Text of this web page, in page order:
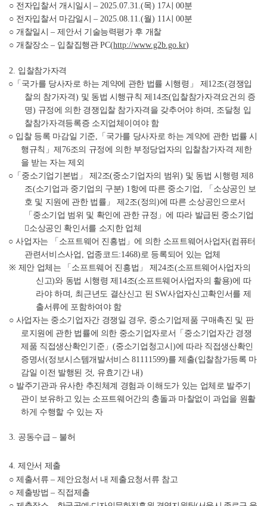
○ 전자입찰서 개시일시– 2025.07.31.(목) 17시00분
○ 전자입찰서 마감일시– 2025.08.11.(월) 11 시00분
○ 개찰일시–제안서 기술능력평가 후 개찰
○ 개찰장소– 입찰집행관PC(http://www.g2b.go.kr)
2. 입찰참가자격
○「 국가를 당사자로 하는 계약에 관한 법률 시행령 」 제 12조(경쟁입
찰의 참가자격) 및 동법 시행규칙 제 14조(입찰참가자격요건의 증
명) 규정에 의한 경쟁입찰 참가자격을 갖추어야 하며
조달청 입
찰참가자격등록증 소지업체이여야 함
○ 입찰 등록 마감일 기준 「 국가를 당사자로 하는 계약에 관한 법률 시
행규칙 」 제 76조의 규정에 의한 부정당업자의 입찰참가자격 제한
을 받는 자는 제외
○「 중소기업기본법 」 제 2조(중소기업자의 범위) 및 동법 시행령 제 8
조(소기업과 중기업의 구분) 1 항에 따른 중소기업 「 소상공인 보
호 및 지원에 관한 법률 」제 2조(정의)에 따른 소상공인으로서
「 중소기업 범위 및 확인에 관한 규정 」에 따라 발급된 중소기업
소상공인 확인서를 소지한 업체
○사업자는 「 소프트웨어 진흥법 」에 의한 소프트웨어사업자(컴퓨터
관련서비스사업
업종코드:1468) 로 등록되어 있는 업체
※ 제안 업체는 「 소프트웨어 진흥법 」제 24조(소프트웨어사업자의
신고)와 동법 시행령 제 14조(소프트웨어사업자의 활용)에 따
라야 하며
최근년도 결산신고 된 SW사업자신고확인서를 제
출서류에 포함하여야 함
○ 사업자는 중소기업자간 경쟁일 경우 중소기업제품 구매촉진 및 판
로지원에 관한 법률에 의한 중소기업자로서
「 중소기업자간 경쟁
제품 직접생산확인기준 」(중소기업청고시 )에 따라 직접생산확인
증명서 (정보시스템개발서비스81111599)를 제출(입찰참가등록 마
감일 이전 발행된 것
유효기간 내)
○ 발주기관과 유사한 추진체계 경험과 이해도가 있는 업체로 발주기
관이 보유하고 있는 소프트웨어간의 충돌과 마찰없이 과업을 원활
하게 수행할 수 있는 자
3. 공동수급– 불허
4. 제안서 제출
○ 제출서류–제안요청서 내 제출요청서류 참고
○ 제출방법– 직접제출